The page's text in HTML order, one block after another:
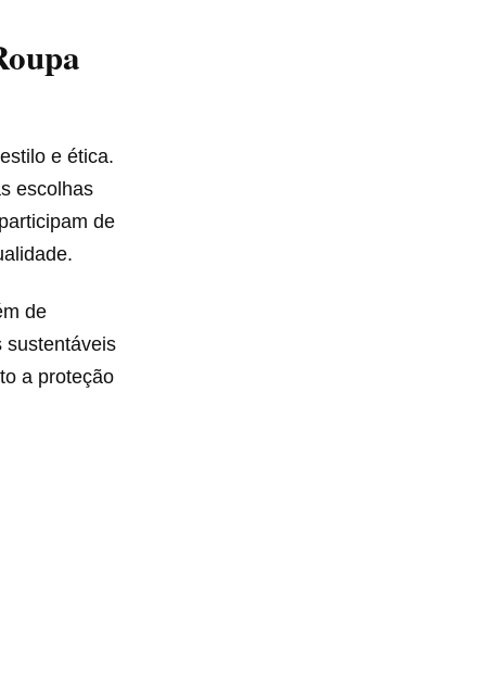
e ética.
escolhas
de
de
sustentáveis
a proteção